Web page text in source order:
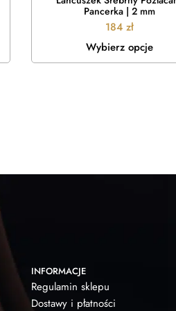
Pancerka | 2 mm
184 zł
Wybierz opcje
INFORMACJE
Regulamin sklepu
Dostawy i płatności